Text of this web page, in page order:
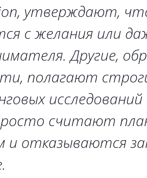
утверждают,
с желания или
Другие,
полагают
считают
и отказываются